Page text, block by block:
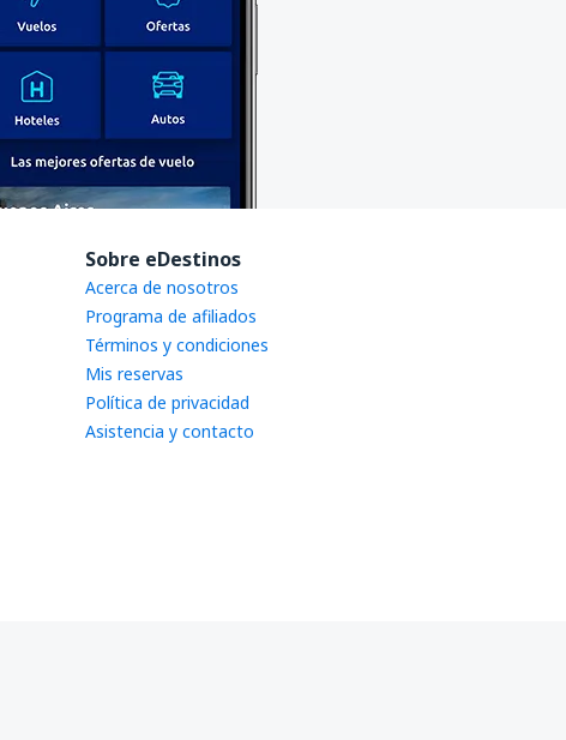
Sobre eDestinos
Acerca de nosotros
Programa de afiliados
Términos y condiciones
Mis reservas
Política de privacidad
Asistencia y contacto